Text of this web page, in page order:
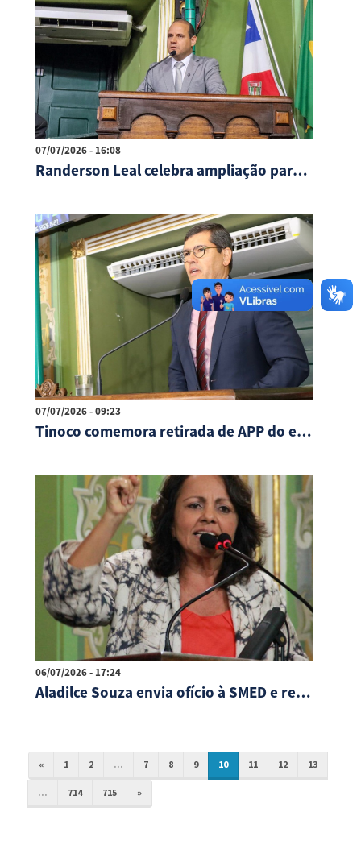
07/07/2026 - 16:08
Randerson Leal celebra ampliação para toda a Bahia de proteção para consumidores em farmácias
07/07/2026 - 09:23
Tinoco comemora retirada de APP do edital de venda do antigo Centro de Convenções
06/07/2026 - 17:24
Aladilce Souza envia ofício à SMED e representação ao MP-BA sobre obra da Escola do Curralinho
« 1 2 ... 7 8 9 10 11 12 13
... 714 715 »